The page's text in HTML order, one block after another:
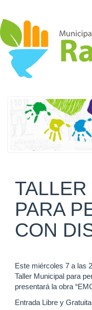
TALLER
PARA
CON
Este miércoles 7 a las
Taller Municipal para
presentará la obra
Entrada Libre y